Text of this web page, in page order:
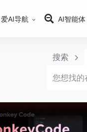
爱AI导航 AI智能体
搜索